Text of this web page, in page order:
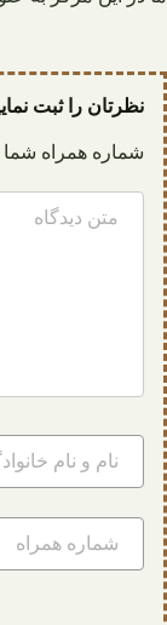
نظرتان را ثبت
شماره همراه